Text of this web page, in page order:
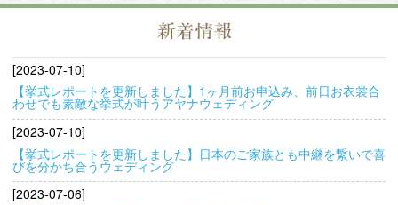
[2023-07-10]
【挙式レポートを更新しました】1ヶ月前お申込み、前日お衣裳合
わせでも素敵な挙式が叶うアヤナウェディング
[2023-07-10]
【挙式レポートを更新しました】日本のご家族とも中継を繋いで喜
びを分かち合うウェディング
[2023-07-06]